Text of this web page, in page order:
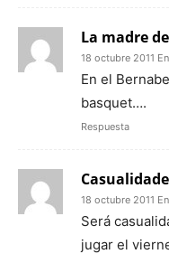
La madre
18 octubre 2011
En el
basquet….
Respuesta
18 octubre 2011
Será
jugar el